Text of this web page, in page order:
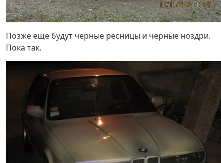
Позже еще будут черные ресницы и черные ноздри.
Пока так.